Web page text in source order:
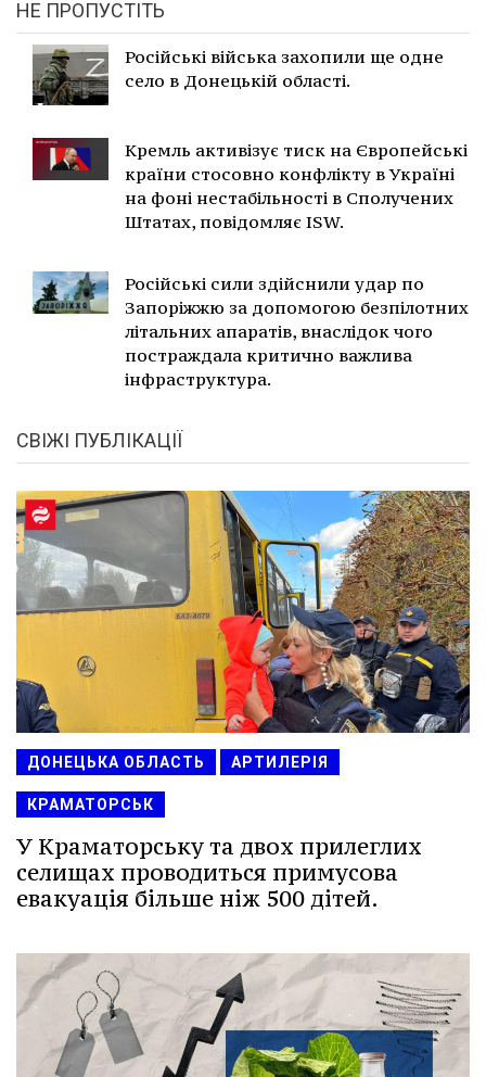
НЕ ПРОПУСТІТЬ
Російські війська захопили ще одне
село в Донецькій області.
Кремль активізує тиск на Європейські
країни стосовно конфлікту в Україні
на фоні нестабільності в Сполучених
Штатах, повідомляє ISW.
Російські сили здійснили удар по
Запоріжжю за допомогою безпілотних
літальних апаратів, внаслідок чого
постраждала критично важлива
інфраструктура.
СВІЖІ ПУБЛІКАЦІЇ
ДОНЕЦЬКА ОБЛАСТЬ АРТИЛЕРІЯ
КРАМАТОРСЬК
У Краматорську та двох прилеглих
селищах проводиться примусова
евакуація більше ніж 500 дітей.